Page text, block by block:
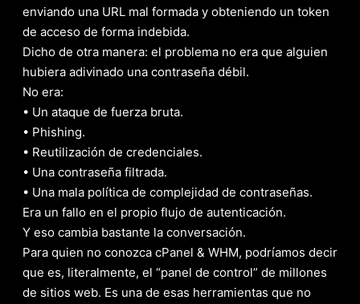
enviando una URL mal formada y obteniendo un token
de acceso de forma indebida.
Dicho de otra manera: el problema no era que alguien
hubiera adivinado una contraseña débil.
No era:
• Un ataque de fuerza bruta.
• Phishing.
• Reutilización de credenciales.
• Una contraseña filtrada.
• Una mala política de complejidad de contraseñas.
Era un fallo en el propio flujo de autenticación.
Y eso cambia bastante la conversación.
Para quien no conozca cPanel & WHM, podríamos decir
que es, literalmente, el “panel de control” de millones
de sitios web. Es una de esas herramientas que no